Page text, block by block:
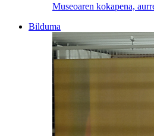
Museoaren kokapena,
Bilduma